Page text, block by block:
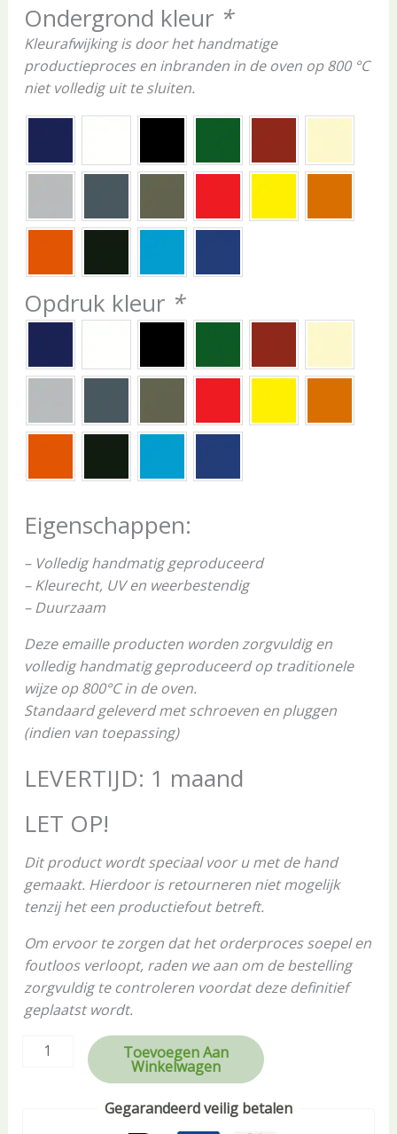
Ondergrond kleur *
Kleurafwijking is door het handmatige
productieproces en inbranden in de oven op 800 °C
niet volledig uit te sluiten.
Opdruk kleur *
Eigenschappen:
– Volledig handmatig geproduceerd
– Kleurecht, UV en weerbestendig
– Duurzaam
Deze emaille producten worden zorgvuldig en
volledig handmatig geproduceerd op traditionele
wijze op 800°C in de oven.
Standaard geleverd met schroeven en pluggen
(indien van toepassing)
LEVERTIJD: 1 maand
LET OP!
Dit product wordt speciaal voor u met de hand
gemaakt. Hierdoor is retourneren niet mogelijk
tenzij het een productiefout betreft.
Om ervoor te zorgen dat het orderproces soepel en
foutloos verloopt, raden we aan om de bestelling
zorgvuldig te controleren voordat deze definitief
geplaatst wordt.
Toevoegen Aan
Winkelwagen
Gegarandeerd veilig betalen